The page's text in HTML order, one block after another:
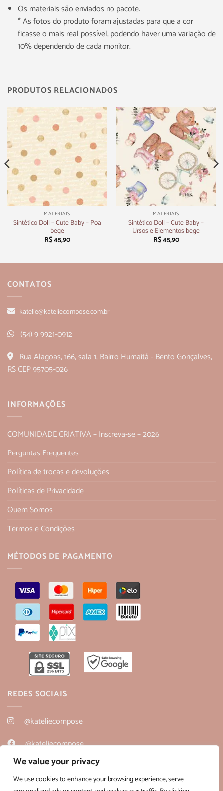
We value your privacy
We use cookies to enhance your browsing experience, serve
Os materiais são enviados no pacote.
* As fotos do produto foram ajustadas para que a cor
ficasse o mais real possível, podendo haver uma variação de
10% dependendo de cada monitor.
PRODUTOS RELACIONADOS
MATERIAIS
Sintético Doll – Cute Baby – Poa
bege
R$45,90
MATERIAIS
Sintético Doll – Cute Baby –
Ursos e Elementos bege
R$45,90
CONTATOS
katelie@kateliecompose.com.br
(54) 9 9921-0912
Rua Alagoas, 166, sala 1, Bairro Humaitá - Bento Gonçalves,
RS CEP 95705-026
INFORMAÇÕES
COMUNIDADE CRIATIVA – Inscreva-se – 2026
Perguntas Frequentes
Política de trocas e devoluções
Políticas de Privacidade
Quem Somos
Termos e Condições
MÉTODOS DE PAGAMENTO
REDES SOCIAIS
@kateliecompose
@kateliecompose
@kateliecompose